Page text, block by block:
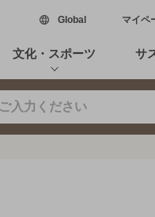
Global新しいウィンド
マイペ
文化・スポーツ サ